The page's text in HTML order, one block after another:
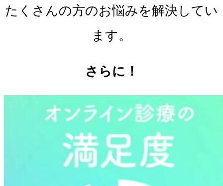
たくさんの方のお悩みを解決してい
ます。
さらに！